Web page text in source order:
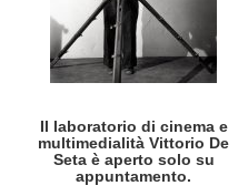
Il laboratorio di cinema e
multimedialità Vittorio De
Seta è aperto solo su
appuntamento.